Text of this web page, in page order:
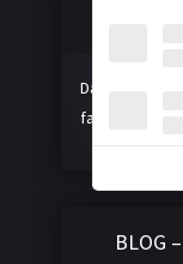
Dacă vă
face o donație
BLOG